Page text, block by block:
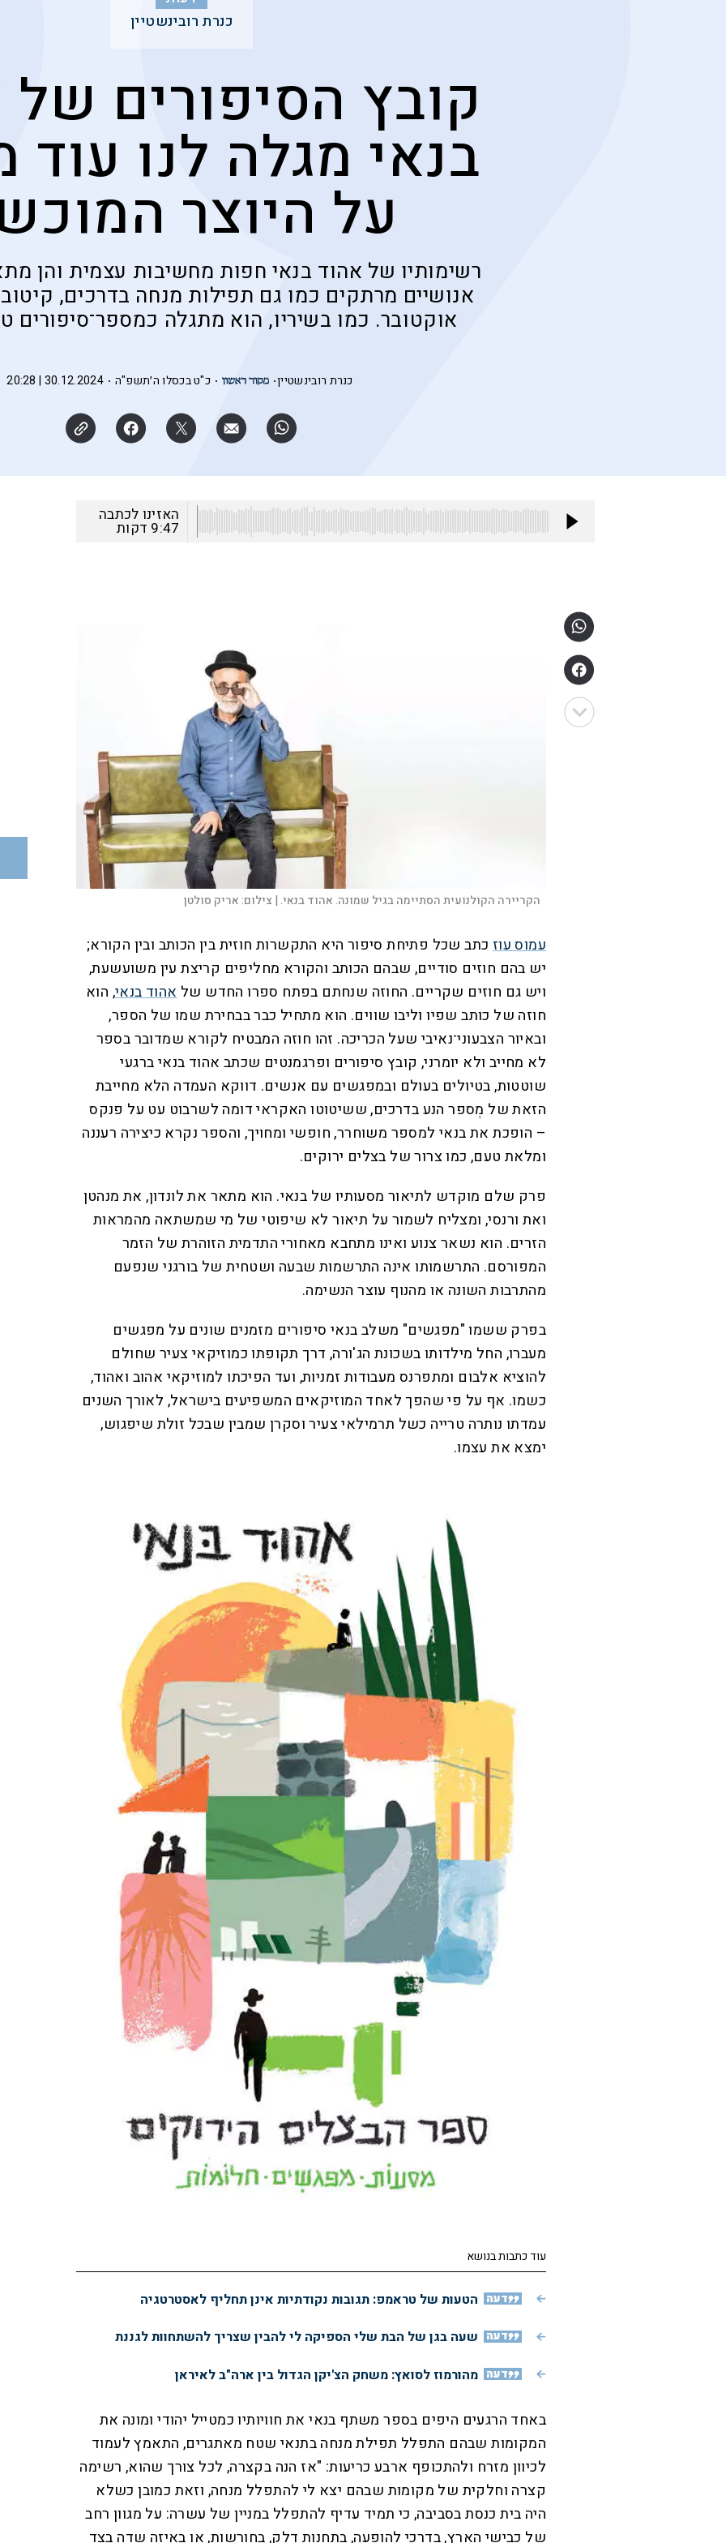
כנרת רובינשטיין
קובץ הסיפורים
בנאי מגלה לנו
על היוצר
רשימותיו של אהוד בנאי חפות מחשיבות עצמית והן
אנושיים מרתקים כמו גם תפילות מנחה בדרכים, קיטוב
אוקטובר. כמו בשיריו, הוא מתגלה כמספר־סיפורים
כנרת רובינשטיין כ"ט בכסלו ה׳תשפ"ה 30.12.2024 | 20:28
האזינו לכתבה
9:47 דקות
הקריירה הקולנועית הסתיימה בגיל שמונה. אהוד בנאי. | צילום:אריק סולטן
עמוס עוזכתב שכל פתיחת סיפור היא התקשרות חוזית בין הכותב ובין הקורא;
יש בהם חוזים סודיים, שבהם הכותב והקורא מחליפים קריצת עין משועשעת,
ויש גם חוזים שקריים. החוזה שנחתם בפתח ספרו החדש שלאהוד בנאי, הוא
חוזה של כותב שפיו וליבו שווים. הוא מתחיל כבר בבחירת שמו של הספר,
ובאיור הצבעוני־נאיבי שעל הכריכה. זהו חוזה המבטיח לקורא שמדובר בספר
לא מחייב ולא יומרני, קובץ סיפורים ופרגמנטים שכתב אהוד בנאי ברגעי
שוטטות, בטיולים בעולם ובמפגשים עם אנשים. דווקא העמדה הלא מחייבת
הזאת של מְספר הנע בדרכים, ששיטוטו האקראי דומה לשרבוט עט על פנקס
– הופכת את בנאי למספר משוחרר, חופשי ומחויך, והספר נקרא כיצירה רעננה
ומלאת טעם, כמו צרור של בצלים ירוקים.
פרק שלם מוקדש לתיאור מסעותיו של בנאי. הוא מתאר את לונדון, את מנהטן
ואת ורנסי, ומצליח לשמור על תיאור לא שיפוטי של מי שמשתאה מהמראות
הזרים. הוא נשאר צנוע ואינו מתחבא מאחורי התדמית הזוהרת של הזמר
המפורסם. התרשמותו אינה התרשמות שבעה ושטחית של בורגני שנפעם
מהתרבות השונה או מהנוף עוצר הנשימה.
בפרק ששמו "מפגשים" משלב בנאי סיפורים מזמנים שונים על מפגשים
מעברו, החל מילדותו בשכונת הג'ורה, דרך תקופתו כמוזיקאי צעיר שחולם
להוציא אלבום ומתפרנס מעבודות זמניות, ועד הפיכתו למוזיקאי אהוב ואהוד,
כשמו. אף על פי שהפך לאחד המוזיקאים המשפיעים בישראל, לאורך השנים
עמדתו נותרה טרייה כשל תרמילאי צעיר וסקרן שמבין שבכל זולת שיפגוש,
ימצא את עצמו.
עוד כתבות בנושא
דעה הטעות של טראמפ: תגובות נקודתיות אינן תחליף לאסטרטגיה
דעה שעה בגן של הבת שלי הספיקה לי להבין שצריך להשתחוות לגננת
דעה מהורמוז לסואץ: משחק הצ'יקן הגדול בין ארה"ב לאיראן
באחד הרגעים היפים בספר משתף בנאי את חוויותיו כמטייל יהודי ומונה את
המקומות שבהם התפלל תפילת מנחה בתנאי שטח מאתגרים, התאמץ לעמוד
לכיוון מזרח ולהתכופף ארבע כריעות: "אז הנה בקצרה, לכל צורך שהוא, רשימה
קצרה וחלקית של מקומות שבהם יצא לי להתפלל מנחה, וזאת כמובן כשלא
היה בית כנסת בסביבה, כי תמיד עדיף להתפלל במניין של עשרה: על מגוון רחב
של כבישי הארץ, בדרכי להופעה, בתחנות דלק, בחורשות, או באיזה שדה בצד